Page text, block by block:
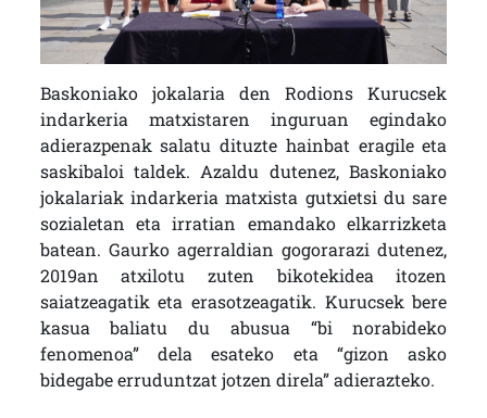
Baskoniako jokalaria den Rodions Kurucsek
indarkeria matxistaren inguruan egindako
adierazpenak salatu dituzte hainbat eragile eta
saskibaloi taldek. Azaldu dutenez, Baskoniako
jokalariak indarkeria matxista gutxietsi du sare
sozialetan eta irratian emandako elkarrizketa
batean. Gaurko agerraldian gogorarazi dutenez,
2019an atxilotu zuten bikotekidea itozen
saiatzeagatik eta erasotzeagatik. Kurucsek bere
kasua baliatu du abusua “bi norabideko
fenomenoa” dela esateko eta “gizon asko
bidegabe erruduntzat jotzen direla” adierazteko.